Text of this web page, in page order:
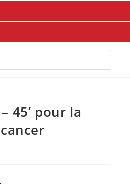
45’ pour la